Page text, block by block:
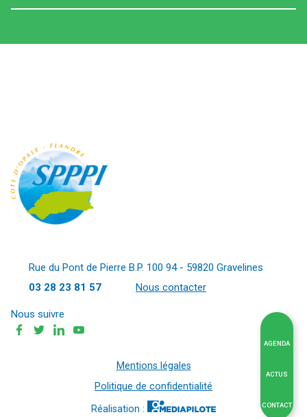
AGENDA
ACTUS
CONTACT
Rue du Pont de Pierre B.P. 100 94 - 59820 Gravelines
03 28 23 81 57
Nous contacter
Nous suivre
Mentions légales
Politique de confidentialité
Réalisation :